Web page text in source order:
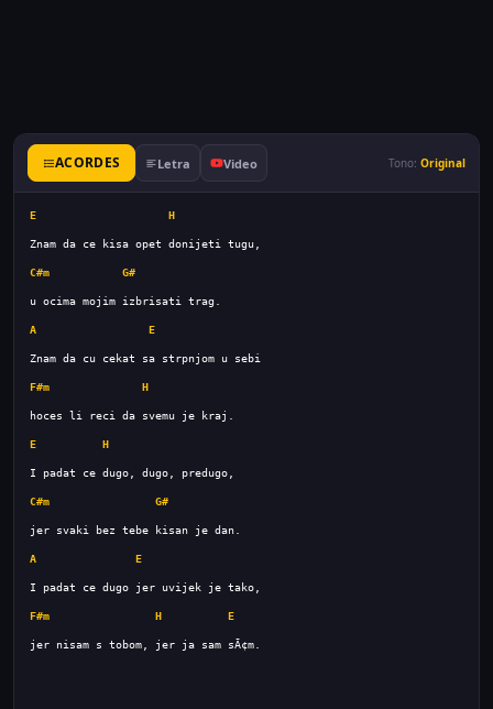
ACORDES Letra Video Tono: Original
E H
C#m G#
A E
F#m H
E H
C#m G#
A E
F#m H E